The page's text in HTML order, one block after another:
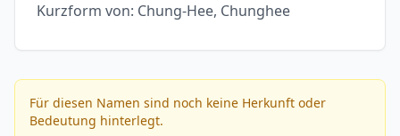
Kurzform von: Chung-Hee, Chunghee
Für diesen Namen sind noch keine Herkunft oder
Bedeutung hinterlegt.